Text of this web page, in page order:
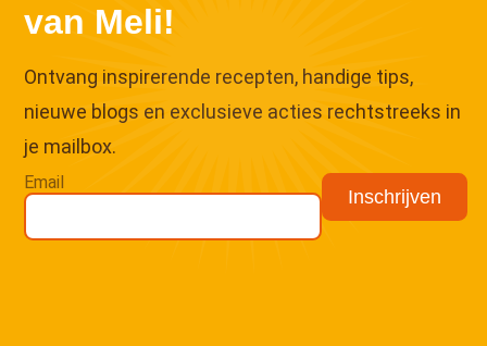
van Meli!
Ontvang inspirerende recepten, handige tips,
nieuwe blogs en exclusieve acties rechtstreeks in
je mailbox.
Email